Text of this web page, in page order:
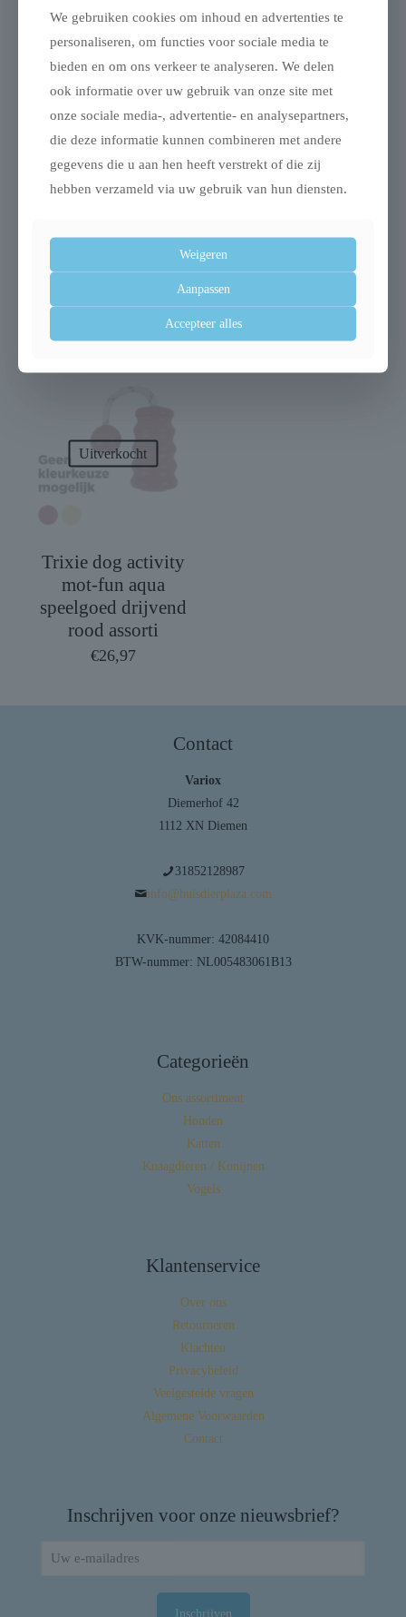
Gerelateerde producten
Uitverkocht
Trixie trap lichtgrijs
€89,99
Trixie bakmat met
botjes voor hond
Uitverkocht
Trixie dog activity
mot-fun aqua
speelgoed drijvend
rood assorti
€26,97
Contact
Variox
Diemerhof 42
1112 XN Diemen
31852128987
info@huisdierplaza.com
KVK-nummer: 42084410
BTW-nummer: NL005483061B13
Categorieën
Ons assortiment
Honden
Katten
Knaagdieren / Konijnen
Vogels
Klantenservice
Over ons
Retourneren
Klachten
Privacybeleid
Veelgestelde vragen
Algemene Voorwaarden
Contact
Inschrijven voor onze nieuwsbrief?
We gebruiken cookies om inhoud en advertenties te
personaliseren, om functies voor sociale media te
bieden en om ons verkeer te analyseren. We delen
ook informatie over uw gebruik van onze site met
onze sociale media-, advertentie- en analysepartners,
die deze informatie kunnen combineren met andere
gegevens die u aan hen heeft verstrekt of die zij
hebben verzameld via uw gebruik van hun diensten.
Weigeren
Aanpassen
Accepteer alles